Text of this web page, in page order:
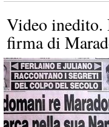
Video inedito.
firma di